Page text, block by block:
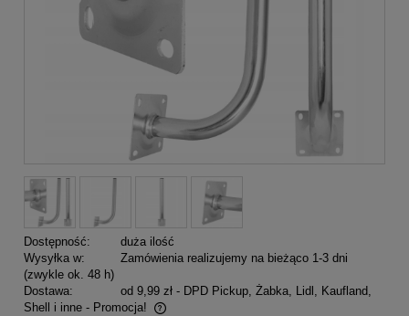
Dostępność:
duża ilość
Wysyłka w:
Zamówienia realizujemy na bieżąco 1-3 dni
(zwykle ok. 48 h)
Dostawa:
od 9,99 zł - DPD Pickup, Żabka, Lidl, Kaufland,
Shell i inne - Promocja!